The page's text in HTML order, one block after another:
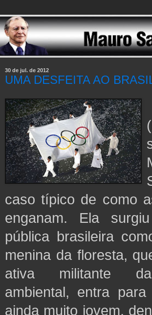
30 de jul. de 2012
UMA DESFEITA AO
caso típico de como
enganam. Ela
pública brasileira
menina da floresta,
ativa militante
ambiental, entra
ainda muito jovem,